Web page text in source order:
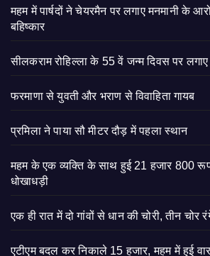
महम में पार्षदों ने चेयरमैन पर लगाए मनमानी के
बहिष्कार
सीलकराम रोहिल्ला के 55 वें जन्म दिवस पर
फरमाणा से युवती और भराण से विवाहिता गायब
प्रमिला ने पाया सौ मीटर दौड़ में पहला स्थान
महम के एक व्यक्ति के साथ हुई 21 हजार 800
धोखाधड़ी
एक ही रात में दो गांवों से धान की चोरी, तीन चोर
एटीएम बदल कर निकाले 15 हजार, महम में हुई